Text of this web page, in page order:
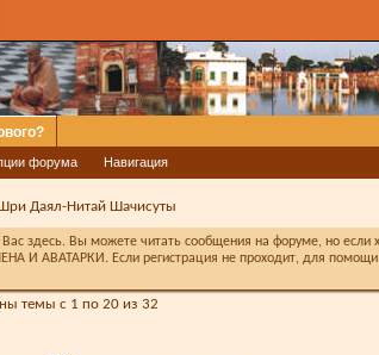
форума Навигация
Даял-Нитай Шачисуты
Вы можете читать сообщения на форуме, но если
АВАТАРКИ. Если регистрация не проходит, для
темы с 1 по 20 из 32